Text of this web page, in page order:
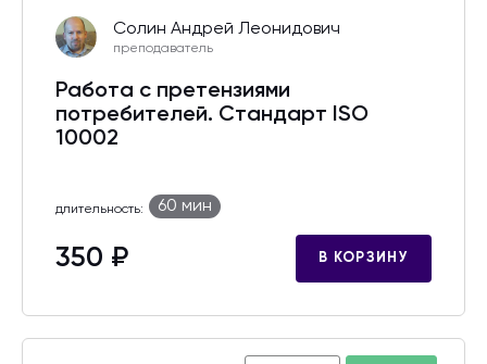
Солин Андрей Леонидович
преподаватель
Работа с претензиями
потребителей. Стандарт ISO
10002
длительность: 60 мин
350 ₽ В КОРЗИНУ